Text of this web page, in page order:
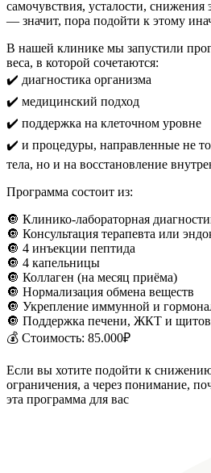
самочувствия, усталости, снижения
— значит, пора подойти к этому
В нашей клинике мы запустили
веса, в которой сочетаются:
✔️ диагностика организма
✔️ медицинский подход
✔️ поддержка на клеточном уровне
✔️ и процедуры, направленные не
тела, но и на восстановление
Программа состоит из:
🔘 Клинико-лабораторная
🔘 Консультация терапевта или
🔘 4 инъекции пептида
🔘 4 капельницы
🔘 Коллаген (на месяц приёма)
🔘 Нормализация обмена веществ
🔘 Укрепление иммунной и
🔘 Поддержка печени, ЖКТ и
💰 Стоимость: 85.000₽
Если вы хотите подойти к
ограничения, а через понимание,
эта программа для вас